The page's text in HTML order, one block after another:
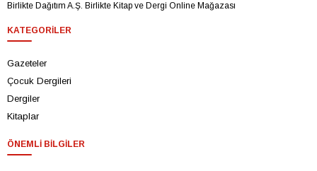
Birlikte Dağıtım A.Ş. Birlikte Kitap ve Dergi Online Mağazası
KATEGORILER
Gazeteler
Çocuk Dergileri
Dergiler
Kitaplar
ÖNEMLI BILGILER